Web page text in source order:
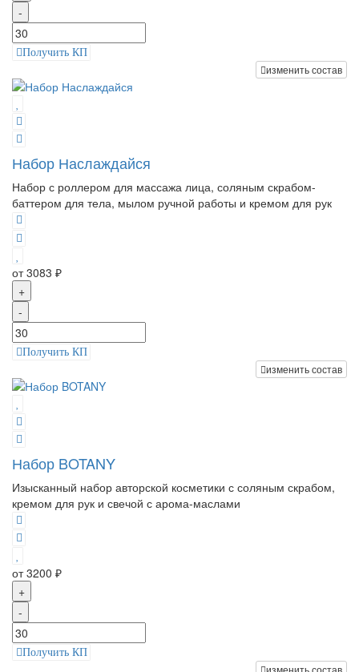
-
Получить КП
изменить состав
Набор Наслаждайся
Набор с роллером для массажа лица, соляным скрабом-
баттером для тела, мылом ручной работы и кремом для рук
от 3083 ₽
+
-
Получить КП
изменить состав
Набор BOTANY
Изысканный набор авторской косметики с соляным скрабом,
кремом для рук и свечой с арома-маслами
от 3200 ₽
+
-
Получить КП
изменить состав